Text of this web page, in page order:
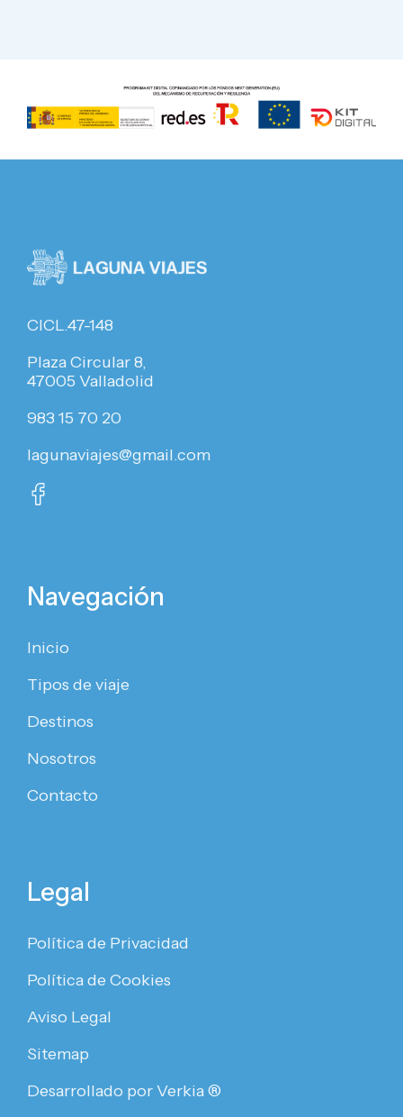
CICL.47-148
Plaza Circular 8,
47005 Valladolid
983 15 70 20
lagunaviajes@gmail.com
Navegación
Inicio
Tipos de viaje
Destinos
Nosotros
Contacto
Legal
Política de Privacidad
Política de Cookies
Aviso Legal
Sitemap
Desarrollado por Verkia ®